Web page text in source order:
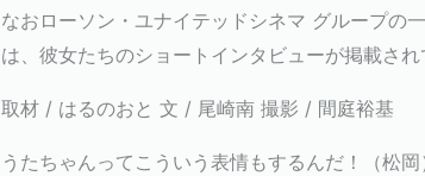
なおローソン・ユナイテッドシネマ グループの
は、彼女たちのショートインタビューが掲載さ
取材 / はるのおと 文 / 尾崎南 撮影 / 間庭裕基
うたちゃんってこういう表情もするんだ！（松岡